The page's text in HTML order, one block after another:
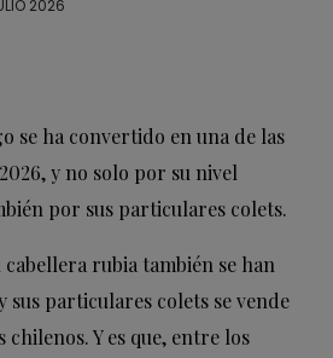
2026
se ha convertido en una de las
y no solo por su nivel
por sus particulares colets.
cabellera rubia también se han
sus particulares colets se vende
Y es que, entre los